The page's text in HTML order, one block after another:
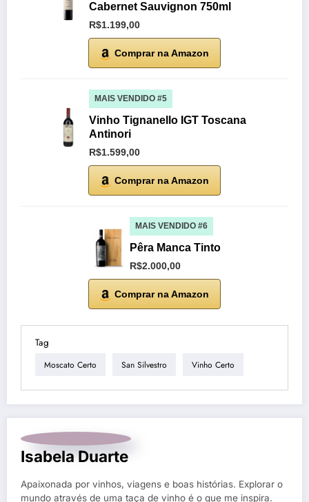
Cabernet Sauvignon 750ml
R$1.199,00
Comprar na Amazon
MAIS VENDIDO #5
Vinho Tignanello IGT Toscana
Antinori
R$1.599,00
Comprar na Amazon
MAIS VENDIDO #6
Pêra Manca Tinto
R$2.000,00
Comprar na Amazon
Tag
Moscato Certo San Silvestro Vinho Certo
Isabela Duarte
Apaixonada por vinhos, viagens e boas histórias. Explorar o
mundo através de uma taça de vinho é o que me inspira.